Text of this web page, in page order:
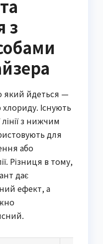
з
який йдеться —
Існують
лінії з нижчим
для
або
Різниця в тому,
дає
ефект, а